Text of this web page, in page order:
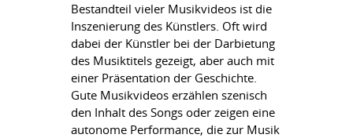
Bestandteil vieler Musikvideos ist die
Inszenierung des Künstlers. Oft wird
dabei der Künstler bei der Darbietung
des Musiktitels gezeigt, aber auch mit
einer Präsentation der Geschichte.
Gute Musikvideos erzählen szenisch
den Inhalt des Songs oder zeigen eine
autonome Performance, die zur Musik